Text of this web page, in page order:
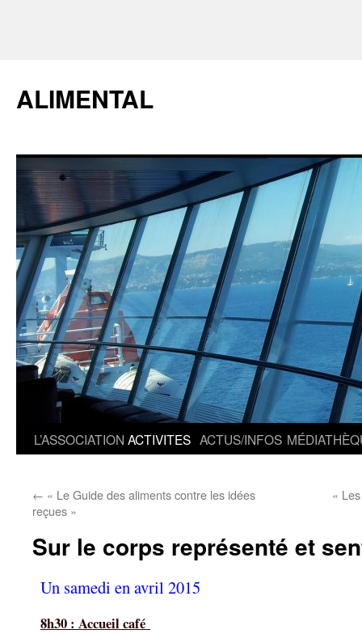
ALIMENTAL
L’ASSOCIATION ACTIVITES ACTUS/INFOS
← « Le Guide des aliments contre les idées
reçues »
«
Sur le corps représenté et
Un samedi en avril 2015
8h30 : Accueil café